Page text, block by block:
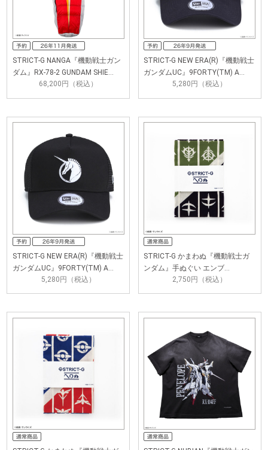
STRICT-G NANGA『機動戦士ガン
ダム』RX-78-2 GUNDAM SHIE…
68,200円（税込）
STRICT-G NEW ERA(R)『機動戦士
ガンダムUC』9FORTY(TM) A…
5,280円（税込）
STRICT-G NEW ERA(R)『機動戦士
ガンダムUC』9FORTY(TM) A…
5,280円（税込）
STRICT-G かまわぬ『機動戦士ガ
ンダム』手ぬぐい エンブ…
2,750円（税込）